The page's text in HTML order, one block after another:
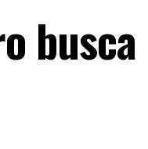
busca